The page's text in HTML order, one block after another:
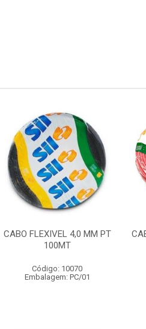
CABO FLEXIVEL 6,0 MM VM
100MT
Código: 10073
Embalagem: PC/01